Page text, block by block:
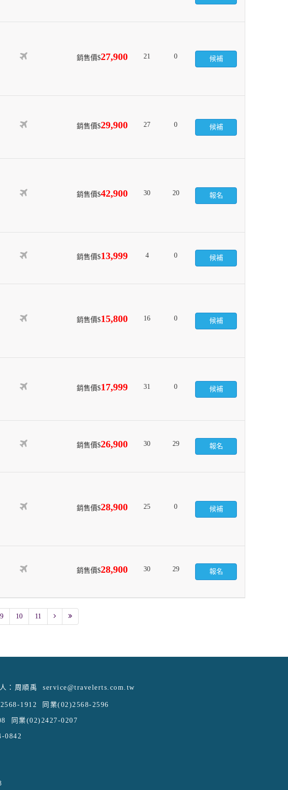
銷售價$27,900 21 0 候補
銷售價$29,900 27 0 候補
銷售價$42,900 30 20 報名
銷售價$13,999 4 0 候補
銷售價$15,800 16 0 候補
銷售價$17,999 31 0 候補
銷售價$26,900 30 29 報名
銷售價$28,900 25 0 候補
銷售價$28,900 30 29 報名
9 10 11
：周順禹 service@travelerts.com.tw
1912 同業(02)2568-2596
同業(02)2427-0207
0842